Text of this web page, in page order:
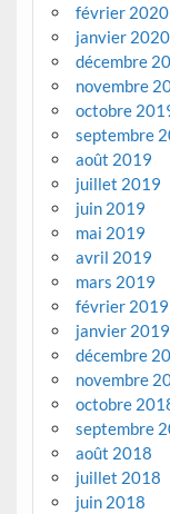
février 2020
janvier 2020
décembre
novembre
octobre
septembre
août 2019
juillet 2019
juin 2019
mai 2019
avril 2019
mars 2019
février 2019
janvier 2019
décembre
novembre
octobre
septembre
août 2018
juillet 2018
juin 2018